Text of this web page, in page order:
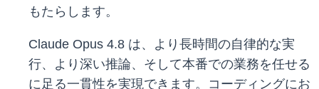
もたらします。
Claude Opus 4.8 は、より長時間の自律的な実
行、より深い推論、そして本番での業務を任せる
に足る一貫性を実現できます。コーディングにお